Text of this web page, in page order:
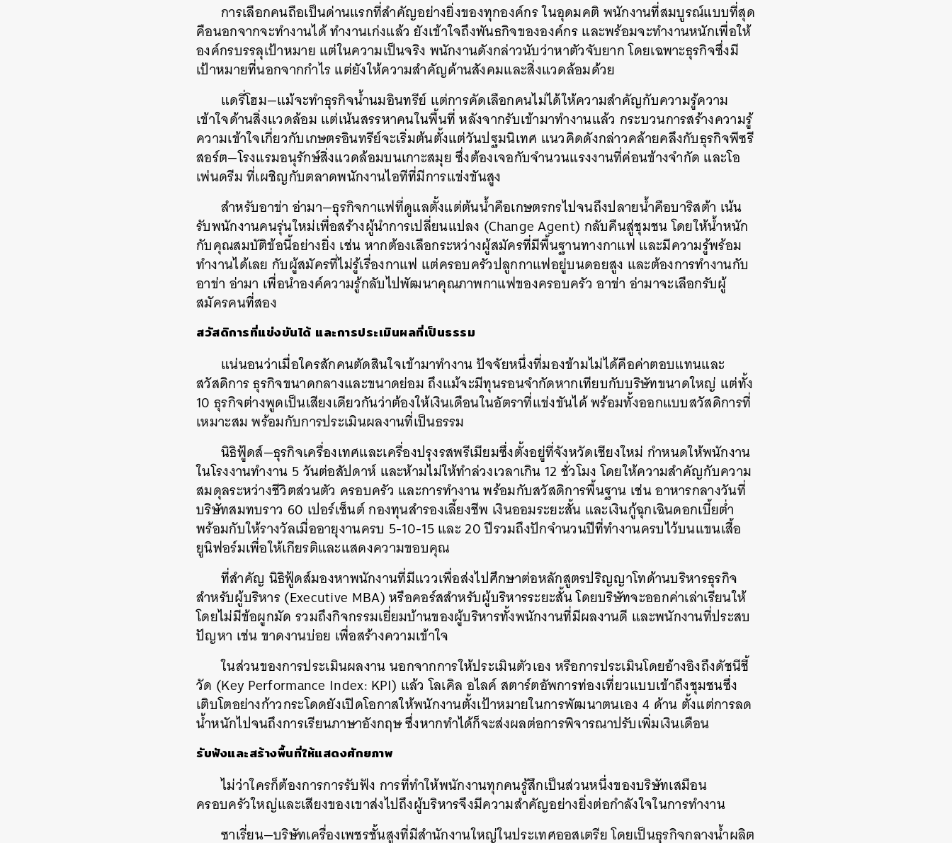
การเลือกคนถือเป็นด่านแรกที่สำคัญอย่างยิ่งของทุกองค์กร ในอุดมคติ พนักงานที่สมบูรณ์แบบที่สุด
คือนอกจากจะทำงานได้ ทำงานเก่งแล้ว ยังเข้าใจถึงพันธกิจขององค์กร และพร้อมจะทำงานหนักเพื่อให้
องค์กรบรรลุเป้าหมาย แต่ในความเป็นจริง พนักงานดังกล่าวนับว่าหาตัวจับยาก โดยเฉพาะธุรกิจซึ่งมี
เป้าหมายที่นอกจากกำไร แต่ยังให้ความสำคัญด้านสังคมและสิ่งแวดล้อมด้วย
แดรี่โฮม—แม้จะทำธุรกิจน้ำนมอินทรีย์ แต่การคัดเลือกคนไม่ได้ให้ความสำคัญกับความรู้ความ
เข้าใจด้านสิ่งแวดล้อม แต่เน้นสรรหาคนในพื้นที่ หลังจากรับเข้ามาทำงานแล้ว กระบวนการสร้างความรู้
ความเข้าใจเกี่ยวกับเกษตรอินทรีย์จะเริ่มต้นตั้งแต่วันปฐมนิเทศ แนวคิดดังกล่าวคล้ายคลึงกับธุรกิจพีซรี
สอร์ต—โรงแรมอนุรักษ์สิ่งแวดล้อมบนเกาะสมุย ซึ่งต้องเจอกับจำนวนแรงงานที่ค่อนข้างจำกัด และโอ
เพ่นดรีม ที่เผชิญกับตลาดพนักงานไอทีที่มีการแข่งขันสูง
สำหรับอาข่า อ่ามา—ธุรกิจกาแฟที่ดูแลตั้งแต่ต้นน้ำคือเกษตรกรไปจนถึงปลายน้ำคือบาริสต้า เน้น
รับพนักงานคนรุ่นใหม่เพื่อสร้างผู้นำการเปลี่ยนแปลง (Change Agent) กลับคืนสู่ชุมชน โดยให้น้ำหนัก
กับคุณสมบัติข้อนี้อย่างยิ่ง เช่น หากต้องเลือกระหว่างผู้สมัครที่มีพื้นฐานทางกาแฟ และมีความรู้พร้อม
ทำงานได้เลย กับผู้สมัครที่ไม่รู้เรื่องกาแฟ แต่ครอบครัวปลูกกาแฟอยู่บนดอยสูง และต้องการทำงานกับ
อาข่า อ่ามา เพื่อนำองค์ความรู้กลับไปพัฒนาคุณภาพกาแฟของครอบครัว อาข่า อ่ามาจะเลือกรับผู้
สมัครคนที่สอง
สวัสดิการที่แข่งขันได้ และการประเมินผลที่เป็นธรรม
แน่นอนว่าเมื่อใครสักคนตัดสินใจเข้ามาทำงาน ปัจจัยหนึ่งที่มองข้ามไม่ได้คือค่าตอบแทนและ
สวัสดิการ ธุรกิจขนาดกลางและขนาดย่อม ถึงแม้จะมีทุนรอนจำกัดหากเทียบกับบริษัทขนาดใหญ่ แต่ทั้ง
10 ธุรกิจต่างพูดเป็นเสียงเดียวกันว่าต้องให้เงินเดือนในอัตราที่แข่งขันได้ พร้อมทั้งออกแบบสวัสดิการที่
เหมาะสม พร้อมกับการประเมินผลงานที่เป็นธรรม
นิธิฟู้ดส์—ธุรกิจเครื่องเทศและเครื่องปรุงรสพรีเมียมซึ่งตั้งอยู่ที่จังหวัดเชียงใหม่ กำหนดให้พนักงาน
ในโรงงานทำงาน 5 วันต่อสัปดาห์ และห้ามไม่ให้ทำล่วงเวลาเกิน 12 ชั่วโมง โดยให้ความสำคัญกับความ
สมดุลระหว่างชีวิตส่วนตัว ครอบครัว และการทำงาน พร้อมกับสวัสดิการพื้นฐาน เช่น อาหารกลางวันที่
บริษัทสมทบราว 60 เปอร์เซ็นต์ กองทุนสำรองเลี้ยงชีพ เงินออมระยะสั้น และเงินกู้ฉุกเฉินดอกเบี้ยต่ำ
พร้อมกับให้รางวัลเมื่ออายุงานครบ 5-10-15 และ 20 ปีรวมถึงปักจำนวนปีที่ทำงานครบไว้บนแขนเสื้อ
ยูนิฟอร์มเพื่อให้เกียรติและแสดงความขอบคุณ
ที่สำคัญ นิธิฟู้ดส์มองหาพนักงานที่มีแววเพื่อส่งไปศึกษาต่อหลักสูตรปริญญาโทด้านบริหารธุรกิจ
สำหรับผู้บริหาร (Executive MBA) หรือคอร์สสำหรับผู้บริหารระยะสั้น โดยบริษัทจะออกค่าเล่าเรียนให้
โดยไม่มีข้อผูกมัด รวมถึงกิจกรรมเยี่ยมบ้านของผู้บริหารทั้งพนักงานที่มีผลงานดี และพนักงานที่ประสบ
ปัญหา เช่น ขาดงานบ่อย เพื่อสร้างความเข้าใจ
ในส่วนของการประเมินผลงาน นอกจากการให้ประเมินตัวเอง หรือการประเมินโดยอ้างอิงถึงดัชนีชี้
วัด (Key Performance Index: KPI) แล้ว โลเคิล อไลค์ สตาร์ตอัพการท่องเที่ยวแบบเข้าถึงชุมชนซึ่ง
เติบโตอย่างก้าวกระโดดยังเปิดโอกาสให้พนักงานตั้งเป้าหมายในการพัฒนาตนเอง 4 ด้าน ตั้งแต่การลด
น้ำหนักไปจนถึงการเรียนภาษาอังกฤษ ซึ่งหากทำได้ก็จะส่งผลต่อการพิจารณาปรับเพิ่มเงินเดือน
รับฟังและสร้างพื้นที่ให้แสดงศักยภาพ
ไม่ว่าใครก็ต้องการการรับฟัง การที่ทำให้พนักงานทุกคนรู้สึกเป็นส่วนหนึ่งของบริษัทเสมือน
ครอบครัวใหญ่และเสียงของเขาส่งไปถึงผู้บริหารจึงมีความสำคัญอย่างยิ่งต่อกำลังใจในการทำงาน
ซาเรี่ยน—บริษัทเครื่องเพชรชั้นสูงที่มีสำนักงานใหญ่ในประเทศออสเตรีย โดยเป็นธุรกิจกลางน้ำผลิต